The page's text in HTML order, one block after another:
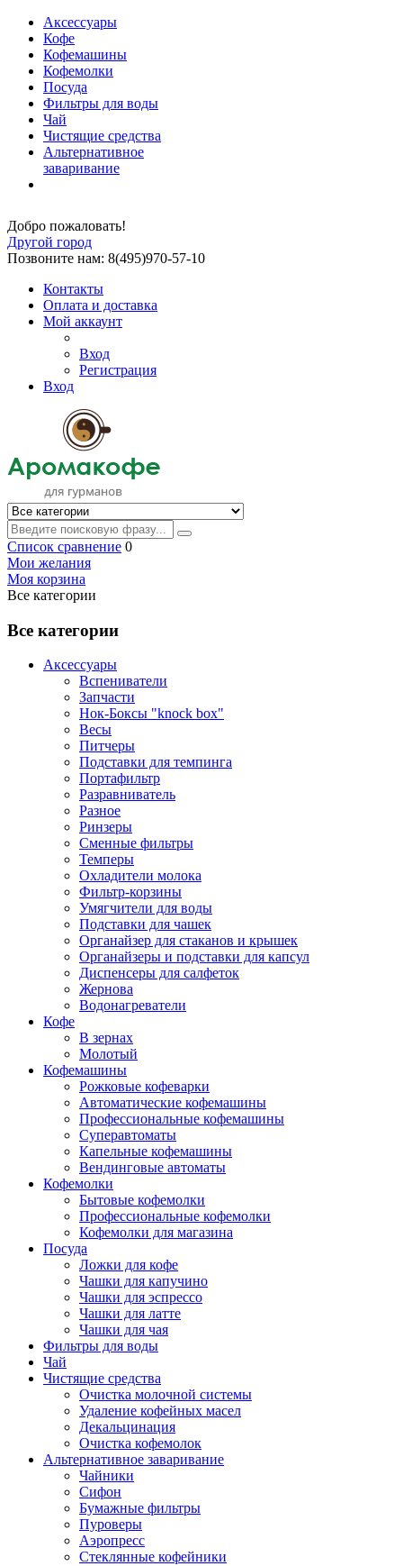
Аксессуары
Кофе
Кофемашины
Кофемолки
Посуда
Фильтры для воды
Чай
Чистящие средства
Альтернативное
заваривание
Добро пожаловать!
Другой город
Позвоните нам: 8(495)970-57-10
Контакты
Оплата и доставка
Мой аккаунт
Вход
Регистрация
Вход
Список сравнение 0
Мои желания
Моя корзина
Все категории
Все категории
Аксессуары
Вспениватели
Запчасти
Нок-Боксы "knock box"
Весы
Питчеры
Подставки для темпинга
Портафильтр
Разравниватель
Разное
Ринзеры
Сменные фильтры
Темперы
Охладители молока
Фильтр-корзины
Умягчители для воды
Подставки для чашек
Органайзер для стаканов и крышек
Органайзеры и подставки для капсул
Диспенсеры для салфеток
Жернова
Водонагреватели
Кофе
В зернах
Молотый
Кофемашины
Рожковые кофеварки
Автоматические кофемашины
Профессиональные кофемашины
Суперавтоматы
Капельные кофемашины
Вендинговые автоматы
Кофемолки
Бытовые кофемолки
Профессиональные кофемолки
Кофемолки для магазина
Посуда
Ложки для кофе
Чашки для капучино
Чашки для эспрессо
Чашки для латте
Чашки для чая
Фильтры для воды
Чай
Чистящие средства
Очистка молочной системы
Удаление кофейных масел
Декальцинация
Очистка кофемолок
Альтернативное заваривание
Чайники
Сифон
Бумажные фильтры
Пуроверы
Аэропресс
Стеклянные кофейники